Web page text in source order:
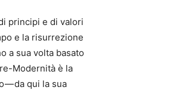
principi e di valori
e la risurrezione
a sua volta basato
Modernità è la
— da qui la sua